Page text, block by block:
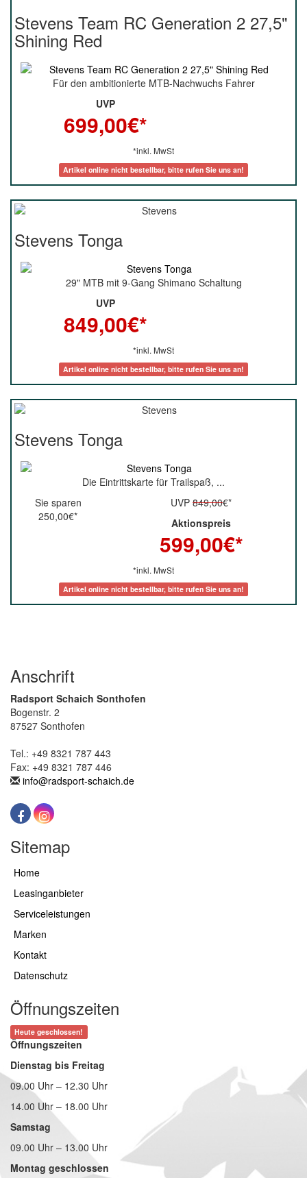
Stevens Team RC Generation 2 27,5"
Shining Red
Für den ambitionierte MTB-Nachwuchs Fahrer
UVP
699,00€*
*inkl. MwSt
Artikel online nicht bestellbar, bitte rufen Sie uns an!
Stevens Tonga
29" MTB mit 9-Gang Shimano Schaltung
UVP
849,00€*
*inkl. MwSt
Artikel online nicht bestellbar, bitte rufen Sie uns an!
Stevens Tonga
Die Eintrittskarte für Trailspaß, ...
Sie sparen
250,00€*
UVP 849,00€*
Aktionspreis
599,00€*
*inkl. MwSt
Artikel online nicht bestellbar, bitte rufen Sie uns an!
Anschrift
Radsport Schaich Sonthofen
Bogenstr. 2
87527 Sonthofen
Tel.: +49 8321 787 443
Fax: +49 8321 787 446
info@radsport-schaich.de
Sitemap
Home
Leasinganbieter
Serviceleistungen
Marken
Kontakt
Datenschutz
Öffnungszeiten
Heute geschlossen!
Öffnungszeiten
Dienstag bis Freitag
09.00 Uhr – 12.30 Uhr
14.00 Uhr – 18.00 Uhr
Samstag
09.00 Uhr – 13.00 Uhr
Montag geschlossen